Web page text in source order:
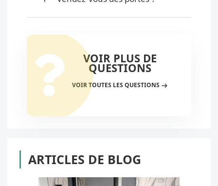
VOIR PLUS DE
QUESTIONS
VOIR TOUTES LES QUESTIONS
ARTICLES DE BLOG